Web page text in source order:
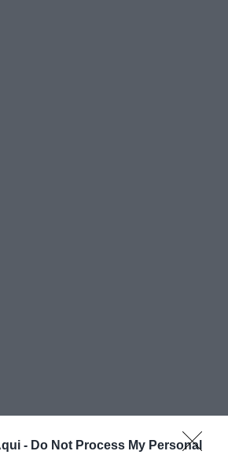
- Do Not Process My Personal
refuerza esa percepción. Los